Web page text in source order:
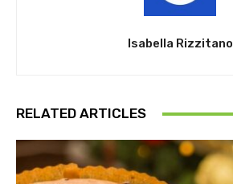
Isabella Rizzitano
RELATED ARTICLES